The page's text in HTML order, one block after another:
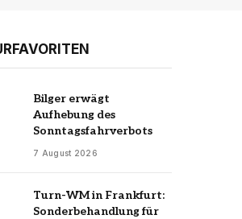
Bilger erwägt
Aufhebung des
Sonntagsfahrverbots
7 August 2026
Turn-WM in Frankfurt:
Sonderbehandlung für